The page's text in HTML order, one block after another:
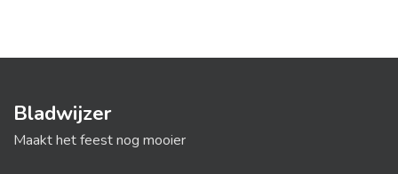
Bladwijzer
Maakt het feest nog mooier